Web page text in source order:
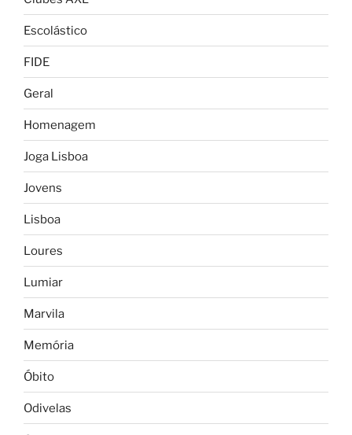
Escolástico
FIDE
Geral
Homenagem
Joga Lisboa
Jovens
Lisboa
Loures
Lumiar
Marvila
Memória
Óbito
Odivelas